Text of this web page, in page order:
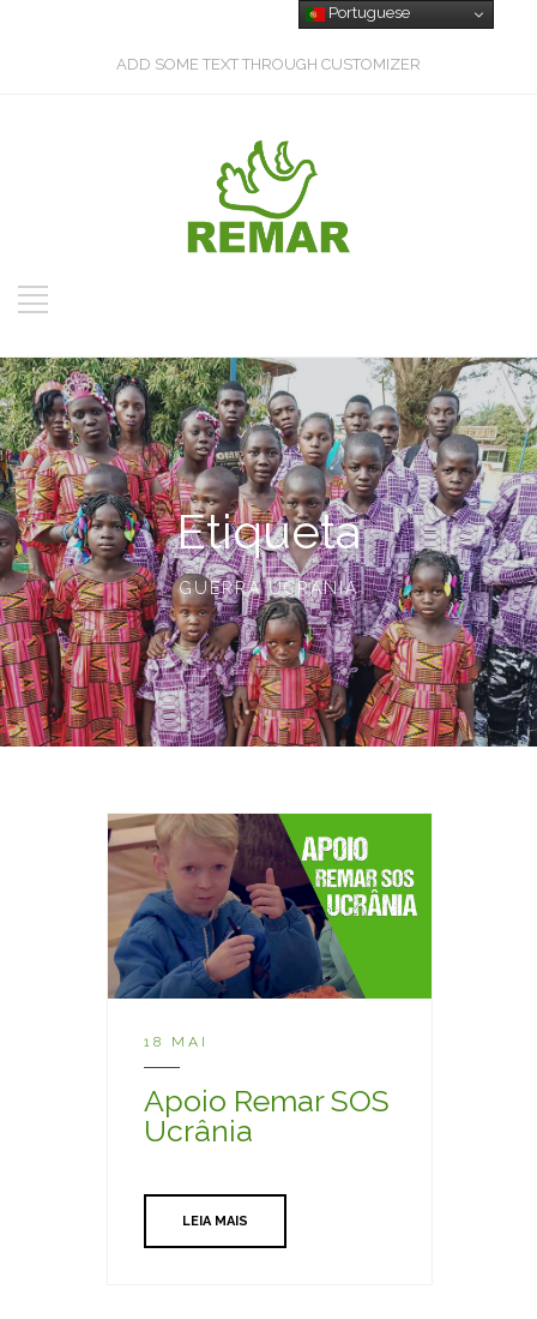
ADD SOME TEXT THROUGH CUSTOMIZER
Etiqueta
GUERRA UCRANIA
18 MAI
Apoio Remar SOS
Ucrânia
LEIA MAIS
Portuguese